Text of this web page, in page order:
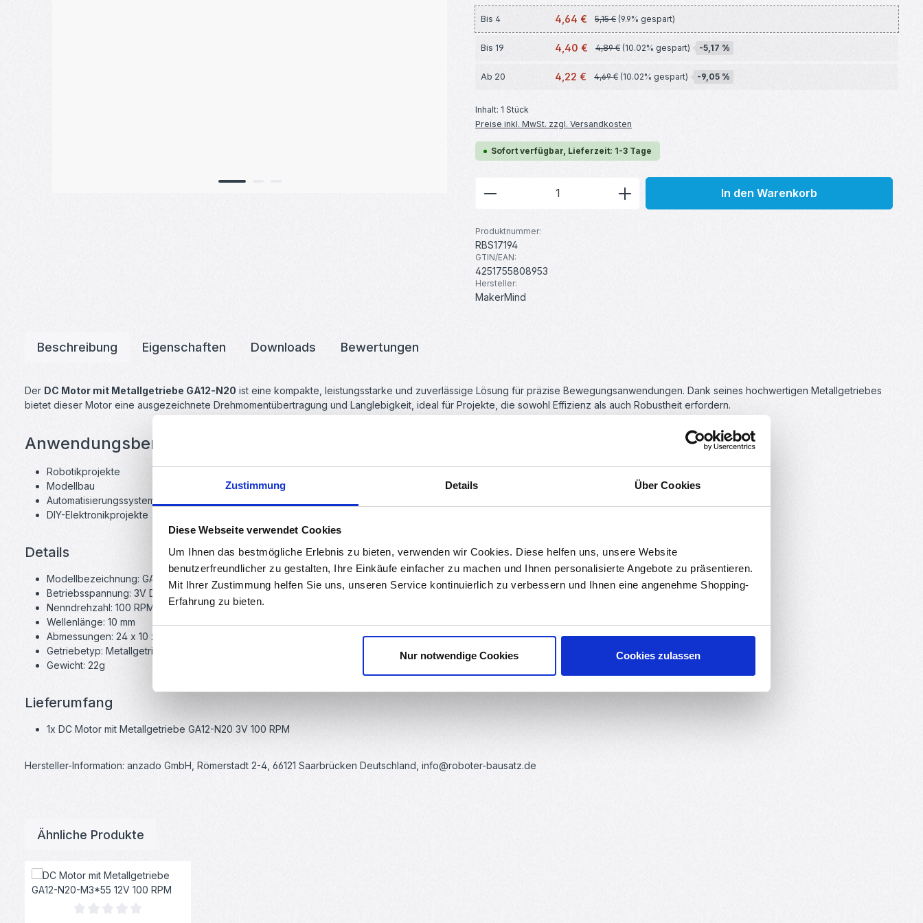
Zustimmung Details Über Cookies
Diese Webseite verwendet Cookies
Um Ihnen das bestmögliche Erlebnis zu bieten, verwenden wir Cookies. Diese helfen uns, unsere Website
benutzerfreundlicher zu gestalten, Ihre Einkäufe einfacher zu machen und Ihnen personalisierte Angebote zu präsentieren.
Mit Ihrer Zustimmung helfen Sie uns, unseren Service kontinuierlich zu verbessern und Ihnen eine angenehme Shopping-
Erfahrung zu bieten.
Nur notwendige Cookies Cookies zulassen
Bis 4 4,64 € 5,15 € (9.9% gespart)
Bis 19 4,40 € 4,89 € (10.02% gespart) -5,17 %
Ab 20 4,22 € 4,69 € (10.02% gespart) -9,05 %
Inhalt: 1 Stück
Preise inkl. MwSt. zzgl. Versandkosten
Sofort verfügbar, Lieferzeit: 1-3 Tage
Produkt Anzahl: Gib den gewünschten Wert ein oder
In den Warenkorb
Produktnummer:
RBS17194
GTIN/EAN:
4251755808953
Hersteller:
MakerMind
Beschreibung Eigenschaften Downloads Bewertungen
Der DC Motor mit Metallgetriebe GA12-N20 ist eine kompakte, leistungsstarke und zuverlässige Lösung für präzise Bewegungsanwendungen. Dank seines hochwertigen Metallgetriebes
bietet dieser Motor eine ausgezeichnete Drehmomentübertragung und Langlebigkeit, ideal für Projekte, die sowohl Effizienz als auch Robustheit erfordern.
Anwendungsbereiche:
Robotikprojekte
Modellbau
Automatisierungssysteme
DIY-Elektronikprojekte
Details
Modellbezeichnung: GA12-N20
Betriebsspannung: 3V DC
Nenndrehzahl: 100 RPM
Wellenlänge: 10 mm
Abmessungen: 24 x 10 x 12 mm
Getriebetyp: Metallgetriebe
Gewicht: 22g
Lieferumfang
1x DC Motor mit Metallgetriebe GA12-N20 3V 100 RPM
Hersteller-Information: anzado GmbH, Römerstadt 2-4, 66121 Saarbrücken Deutschland, info@roboter-bausatz.de
Ähnliche Produkte
Produktgalerie überspringen